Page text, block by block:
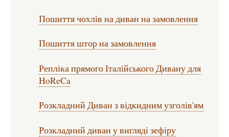
Пошиття чохлів на диван на замовлення
Пошиття штор на замовлення
Репліка прямого Італійського Дивану для
HoReCa
Розкладний Диван з відкидним узголів'ям
Розкладний диван у вигляді зефіру